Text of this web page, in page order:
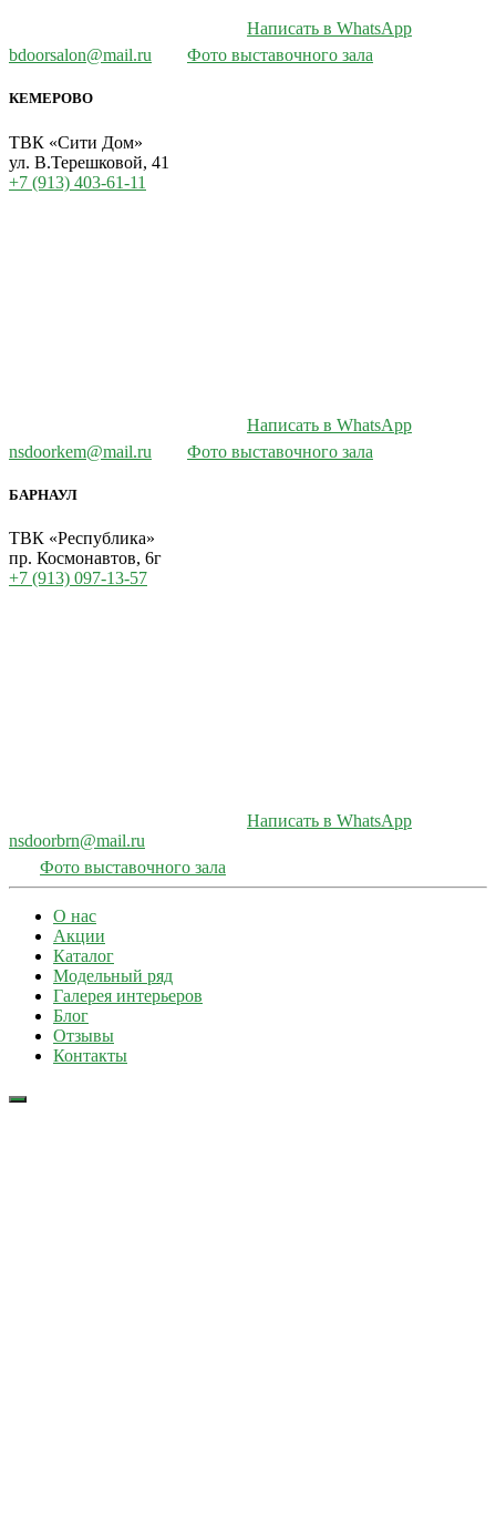
Написать в WhatsApp
bdoorsalon@mail.ru
Фото выставочного зала
КЕМЕРОВО
ТВК «Сити Дом»
ул. В.Терешковой, 41
+7 (913) 403-61-11
Написать в WhatsApp
nsdoorkem@mail.ru
Фото выставочного зала
БАРНАУЛ
ТВК «Республика»
пр. Космонавтов, 6г
+7 (913) 097-13-57
Написать в WhatsApp
nsdoorbrn@mail.ru
Фото выставочного зала
О нас
Акции
Каталог
Модельный ряд
Галерея интерьеров
Блог
Отзывы
Контакты